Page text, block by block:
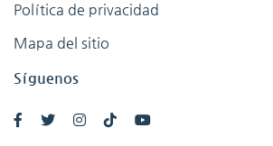
Política de privacidad
Mapa del sitio
Síguenos